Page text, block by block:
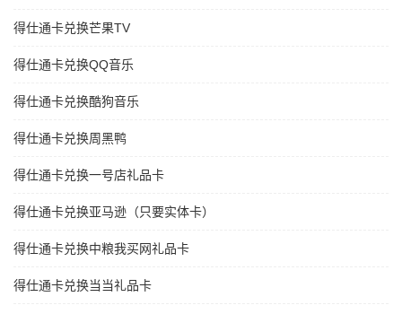
得仕通卡兑换芒果TV
得仕通卡兑换QQ音乐
得仕通卡兑换酷狗音乐
得仕通卡兑换周黑鸭
得仕通卡兑换一号店礼品卡
得仕通卡兑换亚马逊（只要实体卡）
得仕通卡兑换中粮我买网礼品卡
得仕通卡兑换当当礼品卡